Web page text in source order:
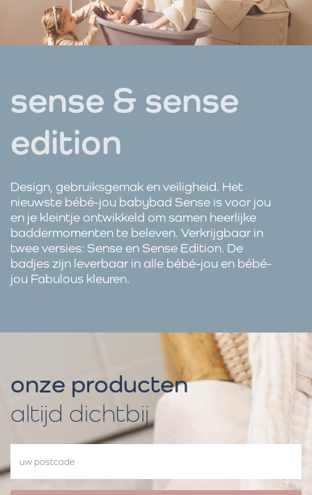
sense & sense
edition
Design, gebruiksgemak en veiligheid. Het
nieuwste bébé-jou babybad Sense is voor jou
en je kleintje ontwikkeld om samen heerlijke
baddermomenten te beleven. Verkrijgbaar in
twee versies: Sense en Sense Edition. De
badjes zijn leverbaar in alle bébé-jou en bébé-
jou Fabulous kleuren.
onze producten
altijd dichtbij